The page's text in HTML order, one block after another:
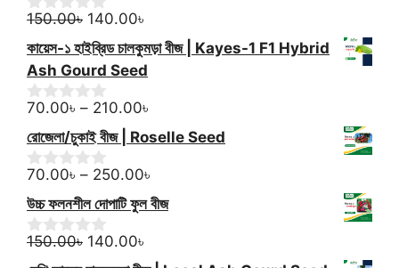
f
5
0
u
t
o
f
5
150.00৳ Original
price
was:
150.00৳.
140.00৳
price
is:
কায়েস-১ হাইব্রিড চালকুমড়া বীজ | Kayes-1 F1 Hybrid
Ash Gourd Seed
0
u
t
o
5
70.00৳ – 210.00৳
range:
through
210.00৳
রোজেলা/চুকাই বীজ | Roselle Seed
0
o
u
t
o
70.00৳ – 250.00৳
range:
250.00৳
উচ্চ ফলনশীল দোপাটি ফুল বীজ
0
150.00৳ Original
price
140.00৳
price